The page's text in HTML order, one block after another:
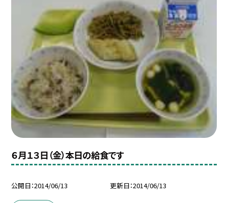
６月１３日（金）本日の給食です
公開日 2014/06/13 更新日 2014/06/13